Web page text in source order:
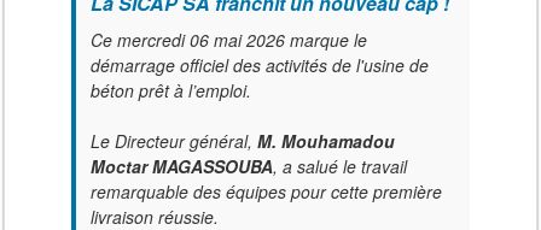
Ce mercredi 06 mai 2026 marque le
démarrage officiel des activités de l'usine de
béton prêt à l’emploi.
Le Directeur général, M. Mouhamadou
Moctar MAGASSOUBA, a salué le travail
remarquable des équipes pour cette première
livraison réussie.